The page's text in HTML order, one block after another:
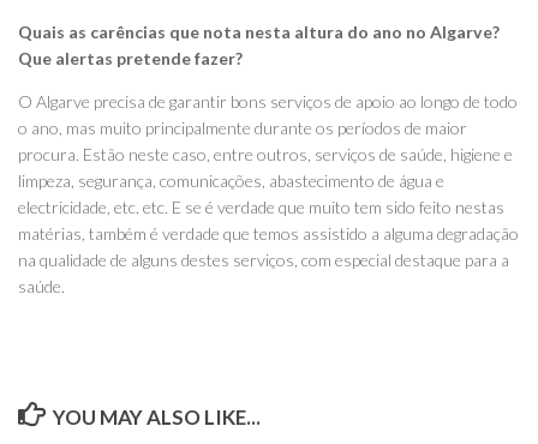
Quais as carências que nota nesta altura do ano no Algarve?
Que alertas pretende fazer?
O Algarve precisa de garantir bons serviços de apoio ao longo de todo
o ano, mas muito principalmente durante os períodos de maior
procura. Estão neste caso, entre outros, serviços de saúde, higiene e
limpeza, segurança, comunicações, abastecimento de água e
electricidade, etc. etc. E se é verdade que muito tem sido feito nestas
matérias, também é verdade que temos assistido a alguma degradação
na qualidade de alguns destes serviços, com especial destaque para a
saúde.
YOU MAY ALSO LIKE...